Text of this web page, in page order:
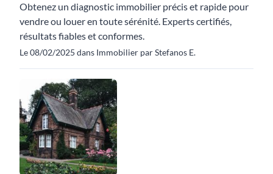
Obtenez un diagnostic immobilier précis et rapide pour
vendre ou louer en toute sérénité. Experts certifiés,
résultats fiables et conformes.
Le 08/02/2025 dans Immobilier par Stefanos E.